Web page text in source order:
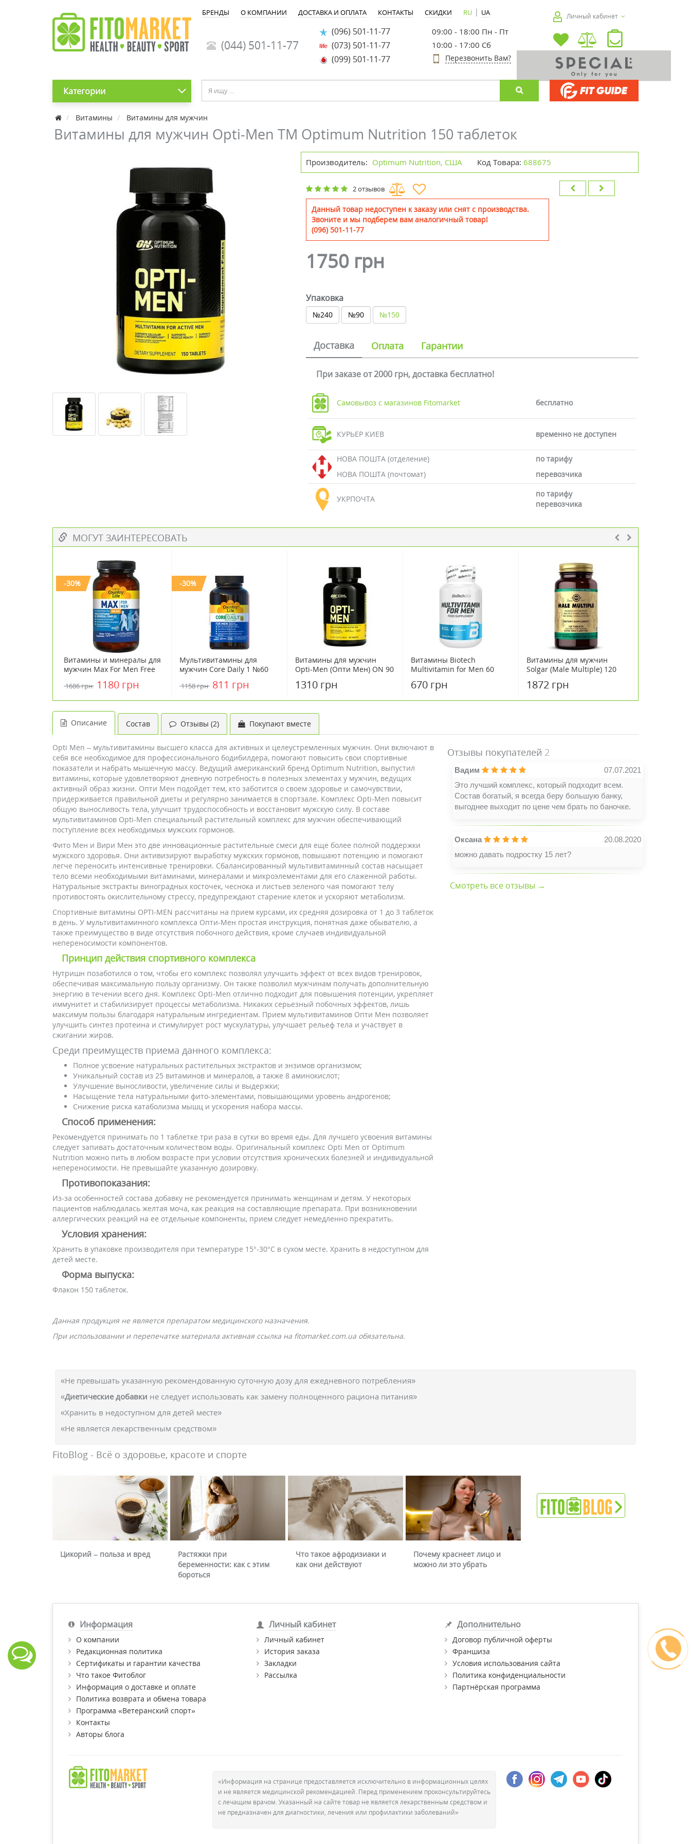
БРЕНДЫ О КОМПАНИИ ДОСТАВКА И ОПЛАТА КОНТАКТЫ СКИДКИ RU | UA
(044) 501-11-77
(096) 501-11-77
(073) 501-11-77
(099) 501-11-77
09:00 - 18:00 Пн - Пт
10:00 - 17:00 Сб
Перезвонить Вам?
Личный кабинет
Категории
Витамины Витамины для мужчин
Витамины для мужчин Opti-Men ТМ Optimum Nutrition 150 таблеток
Производитель: Optimum Nutrition, США Код Товара: 688675
2 отзывов
Данный товар недоступен к заказу или снят с производства.
Звоните и мы подберем вам аналогичный товар!
(096) 501-11-77
1750 грн
Упаковка
№240 №90 №150
Доставка Оплата Гарантии
При заказе от 2000 грн, доставка бесплатно!
Самовывоз с магазинов Fitomarket бесплатно
КУРЬЕР КИЕВ временно не доступен
НОВА ПОШТА (отделение)
по тарифу
НОВА ПОШТА (почтомат)
перевозчика
УКРПОЧТА
по тарифу
перевозчика
МОГУТ ЗАИНТЕРЕСОВАТЬ
-30%
Витамины и минералы для
мужчин Max For Men Free
таблеток
1686 грн 1180 грн
-30%
Мультивитамины для
мужчин Core Daily 1 №60
Life
1158 грн 811 грн
Витамины для мужчин
Opti-Men (Опти Мен) ON 90
1310 грн
Витамины Biotech
Multivitamin for Men 60
670 грн
Витамины для мужчин
Solgar (Male Multiple) 120
1872 грн
Описание Состав Отзывы (2) Покупают вместе
Opti Men – мультивитамины высшего класса для активных и целеустремленных мужчин. Они включают в
себя все необходимое для профессионального бодибилдера, помогают повысить свои спортивные
показатели и набрать мышечную массу. Ведущий американский бренд Optimum Nutrition, выпустил
витамины, которые удовлетворяют дневную потребность в полезных элементах у мужчин, ведущих
активный образ жизни. Опти Мен подойдет тем, кто заботится о своем здоровье и самочувствии,
придерживается правильной диеты и регулярно занимается в спортзале. Комплекс Opti-Men повысит
общую выносливость тела, улучшит трудоспособность и восстановит мужскую силу. В составе
мультивитаминов Opti-Men специальный растительный комплекс для мужчин обеспечивающий
поступление всех необходимых мужских гормонов.
Фито Мен и Вири Мен это две инновационные растительные смеси для еще более полной поддержки
мужского здоровья. Они активизируют выработку мужских гормонов, повышают потенцию и помогают
легче переносить интенсивные тренировки. Сбалансированный мультивитаминный состав насыщает
тело всеми необходимыми витаминами, минералами и микроэлементами для его слаженной работы.
Натуральные экстракты виноградных косточек, чеснока и листьев зеленого чая помогают телу
противостоять окислительному стрессу, предупреждают старение клеток и ускоряют метаболизм.
Спортивные витамины OPTI-MEN рассчитаны на прием курсами, их средняя дозировка от 1 до 3 таблеток
в день. У мультивитаминного комплекса Опти-Мен простая инструкция, понятная даже обывателю, а
также преимущество в виде отсутствия побочного действия, кроме случаев индивидуальной
непереносимости компонентов.
Принцип действия спортивного комплекса
Нутришн позаботился о том, чтобы его комплекс позволял улучшить эффект от всех видов тренировок,
обеспечивая максимальную пользу организму. Он также позволил мужчинам получать дополнительную
энергию в течении всего дня. Комплекс Opti-Men отлично подходит для повышения потенции, укрепляет
иммунитет и стабилизирует процессы метаболизма. Никаких серьезный побочных эффектов, лишь
максимум пользы благодаря натуральным ингредиентам. Прием мультивитаминов Опти Мен позволяет
улучшить синтез протеина и стимулирует рост мускулатуры, улучшает рельеф тела и участвует в
сжигании жиров.
Среди преимуществ приема данного комплекса:
Полное усвоение натуральных растительных экстрактов и энзимов организмом;
Уникальный состав из 25 витаминов и минералов, а также 8 аминокислот;
Улучшение выносливости, увеличение силы и выдержки;
Насыщение тела натуральными фито-элементами, повышающими уровень андрогенов;
Снижение риска катаболизма мышц и ускорения набора массы.
Способ применения:
Рекомендуется принимать по 1 таблетке три раза в сутки во время еды. Для лучшего усвоения витамины
следует запивать достаточным количеством воды. Оригинальный комплекс Opti Men от Optimum
Nutrition можно пить в любом возрасте при условии отсутствия хронических болезней и индивидуальной
непереносимости. Не превышайте указанную дозировку.
Противопоказания:
Из-за особенностей состава добавку не рекомендуется принимать женщинам и детям. У некоторых
пациентов наблюдалась желтая моча, как реакция на составляющие препарата. При возникновении
аллергических реакций на ее отдельные компоненты, прием следует немедленно прекратить.
Условия хранения:
Хранить в упаковке производителя при температуре 15°-30°С в сухом месте. Хранить в недоступном для
детей месте.
Форма выпуска:
Флакон 150 таблеток.
Данная продукция не является препаратом медицинского назначения.
При использовании и перепечатке материала активная ссылка на fitomarket.com.ua обязательна.
Отзывы покупателей 2
Вадим
07.07.2021
Это лучший комплекс, который подходит всем.
Состав богатый, я всегда беру большую банку,
выгоднее выходит по цене чем брать по баночке.
Оксана
20.08.2020
можно давать подростку 15 лет?
Смотреть все отзывы →
«Не превышать указанную рекомендованную суточную дозу для ежедневного потребления»
«Диетические добавки не следует использовать как замену полноценного рациона питания»
«Хранить в недоступном для детей месте»
«Не является лекарственным средством»
FitoBlog - Всё о здоровье, красоте и спорте
Цикорий – польза и вред
Растяжки при
беременности: как с этим
бороться
Что такое афродизиаки и
как они действуют
Почему краснеет лицо и
можно ли это убрать
Информация
О компании
Редакционная политика
Сертификаты и гарантии качества
Что такое Фитоблог
Информация о доставке и оплате
Политика возврата и обмена товара
Программа «Ветеранский спорт»
Контакты
Авторы блога
Личный кабинет
Личный кабинет
История заказа
Закладки
Рассылка
Дополнительно
Договор публичной оферты
Франшиза
Условия использования сайта
Политика конфиденциальности
Партнёрская программа
«Информация на странице предоставляется исключительно в информационных целях
и не является медицинской рекомендацией. Перед применением проконсультируйтесь
с лечащим врачом. Указанный на сайте товар не является лекарственным средством и
не предназначен для диагностики, лечения или профилактики заболеваний»